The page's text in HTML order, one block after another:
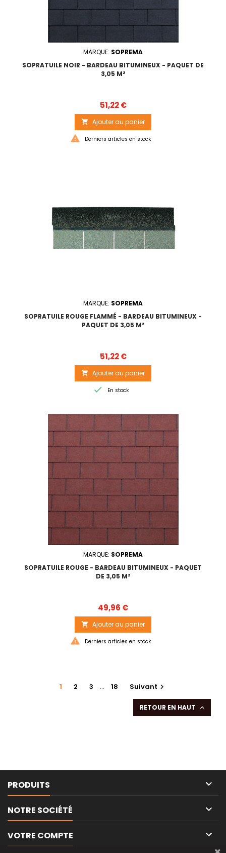
MARQUE: SOPREMA
SOPRATUILE NOIR - BARDEAU BITUMINEUX - PAQUET DE
3,05 M²
Prix
51,22 €
 Ajouter au panier
 Derniers articles en stock
MARQUE: SOPREMA
SOPRATUILE ROUGE FLAMMÉ - BARDEAU BITUMINEUX -
PAQUET DE 3,05 M²
Prix
51,22 €
 Ajouter au panier
 En stock
MARQUE: SOPREMA
SOPRATUILE ROUGE - BARDEAU BITUMINEUX - PAQUET
DE 3,05 M²
Prix
49,96 €
 Ajouter au panier
 Derniers articles en stock
1 2 3 … 18 Suivant 
RETOUR EN HAUT 
PRODUITS 
NOTRE SOCIÉTÉ 
VOTRE COMPTE 